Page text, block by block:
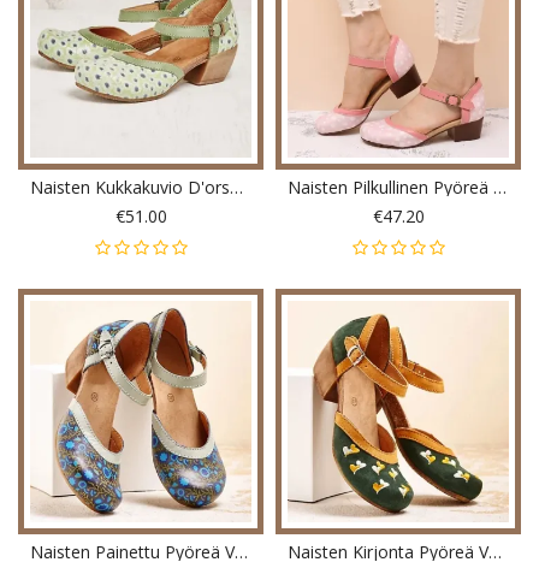
Naisten Kukkakuvio D'orsay Pyöreä Varvas Nilkkahihna Mukavat Rento Korkokengät
€51.00
Naisten Pilkullinen Pyöreä Varvas Nilkkahihna Block Heel Rento Mukavat Korkokengät
€47.20
Naisten Painettu Pyöreä Varvas Nilkkahihna Block Heel Rennot Korkokengät Pumput
Naisten Kirjonta Pyöreä Varvas Nilkkahihna Mukavat Rento Korkokengät Pumput